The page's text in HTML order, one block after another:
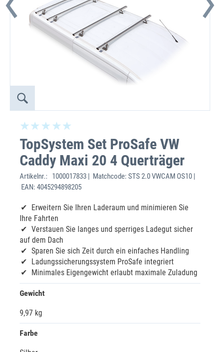
TopSystem Set ProSafe VW
Caddy Maxi 20 4 Querträger
Artikelnr.:
1000017833 | Matchcode: STS 2.0 VWCAM OS10 |
EAN: 4045294898205
Erweitern Sie Ihren Laderaum und minimieren Sie
Ihre Fahrten
Verstauen Sie langes und sperriges Ladegut sicher
auf dem Dach
Sparen Sie sich Zeit durch ein einfaches Handling
Ladungssicherungssystem ProSafe integriert
Minimales Eigengewicht erlaubt maximale Zuladung
Gewicht
9,97 kg
Farbe